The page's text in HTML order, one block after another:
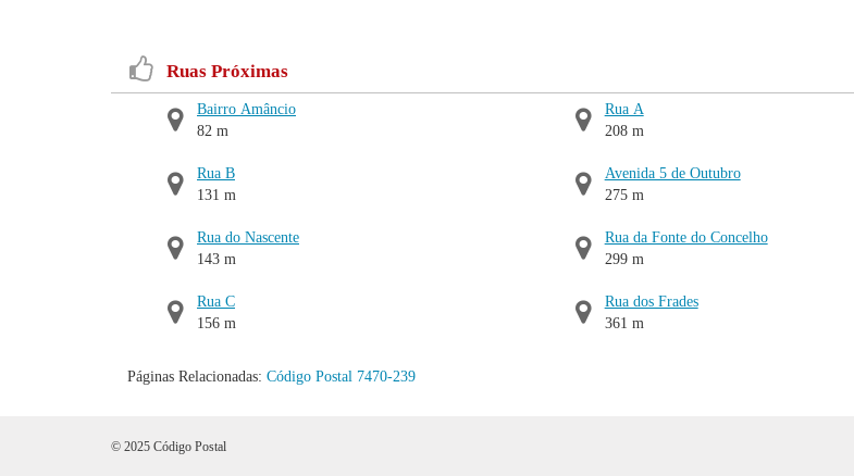
Ruas Próximas
Bairro Amâncio
82 m
Rua B
131 m
Rua do Nascente
143 m
Rua C
156 m
Rua A
208 m
Avenida 5 de Outubro
275 m
Rua da Fonte do Concelho
299 m
Rua dos Frades
361 m
Páginas Relacionadas: Código Postal 7470-239
© 2025 Código Postal